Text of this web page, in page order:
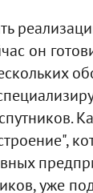
он
уже